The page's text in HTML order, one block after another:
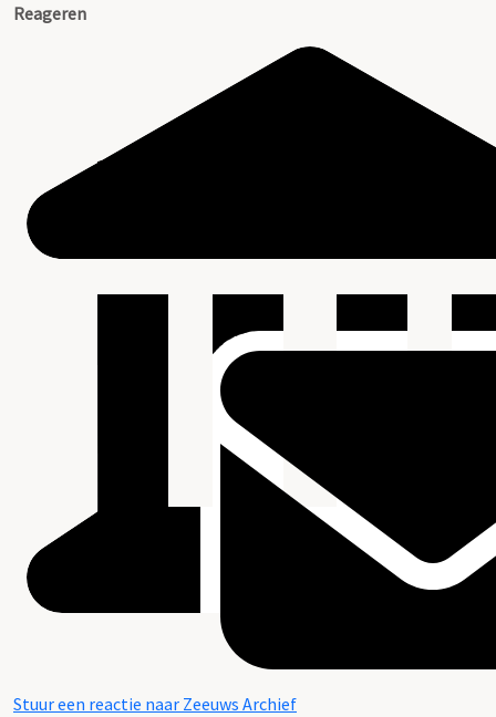
Reageren
Stuur een reactie naar Zeeuws Archief